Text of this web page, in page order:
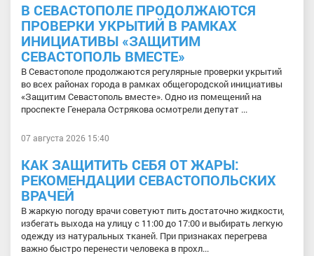
В СЕВАСТОПОЛЕ ПРОДОЛЖАЮТСЯ
ПРОВЕРКИ УКРЫТИЙ В РАМКАХ
ИНИЦИАТИВЫ «ЗАЩИТИМ
СЕВАСТОПОЛЬ ВМЕСТЕ»
В Севастополе продолжаются регулярные проверки укрытий
во всех районах города в рамках общегородской инициативы
«Защитим Севастополь вместе». Одно из помещений на
проспекте Генерала Острякова осмотрели депутат ...
07 августа 2026 15:40
КАК ЗАЩИТИТЬ СЕБЯ ОТ ЖАРЫ:
РЕКОМЕНДАЦИИ СЕВАСТОПОЛЬСКИХ
ВРАЧЕЙ
В жаркую погоду врачи советуют пить достаточно жидкости,
избегать выхода на улицу с 11:00 до 17:00 и выбирать легкую
одежду из натуральных тканей. При признаках перегрева
важно быстро перенести человека в прохл...